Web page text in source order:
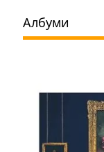
Албуми